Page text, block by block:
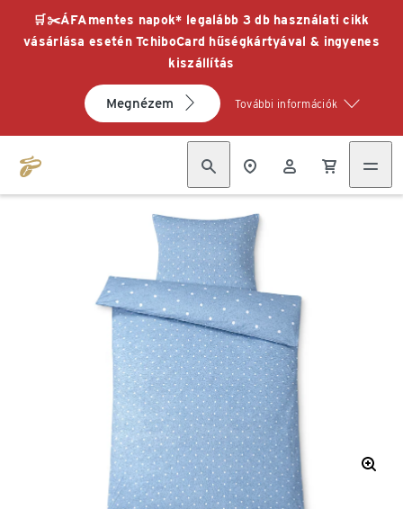
🛒✂️ÁFAmentes napok* legalább 3 db használati cikk
vásárlása esetén TchiboCard hűségkártyával & ingyenes
kiszállítás
Megnézem További információk